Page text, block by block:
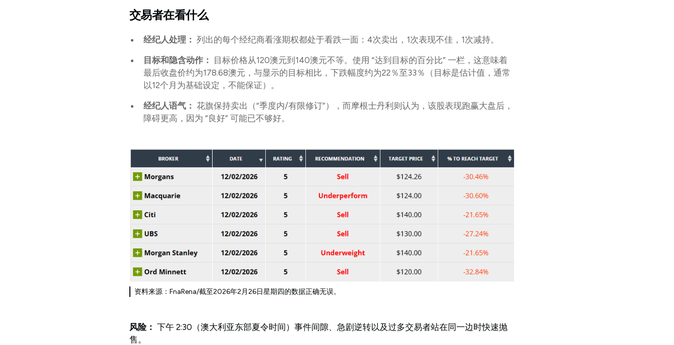
交易者在看什么
经纪人处理： 列出的每个经纪商看涨期权都处于看跌一面：4次卖出，1次表现不佳，1次减持。
目标和隐含动作：
目标价格从120澳元到140澳元不等。使用 “达到目标的百分比” 一栏，这意味着
最后收盘价约为178.68澳元，与显示的目标相比，下跌幅度约为22％至33％（目标是估计值，通常
以12个月为基础设定，不能保证）。
经纪人语气： 花旗保持卖出（“季度内/有限修订”），而摩根士丹利则认为，该股表现跑赢大盘后，
障碍更高，因为 “良好” 可能已不够好。
资料来源：FnaRena/截至2026年2月26日星期四的数据正确无误。
风险： 下午 2:30（澳大利亚东部夏令时间）事件间隙、急剧逆转以及过多交易者站在同一边时快速抛
售。